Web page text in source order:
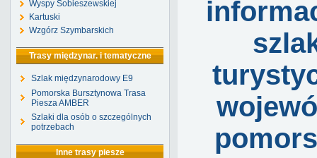
Wyspy Sobieszewskiej
Kartuski
Wzgórz Szymbarskich
Trasy międzynar. i tematyczne
Szlak międzynarodowy E9
Pomorska Bursztynowa Trasa
Piesza AMBER
Szlaki dla osób o szczególnych
potrzebach
Inne trasy piesze